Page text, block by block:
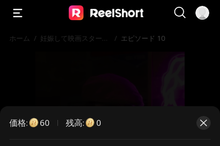
ホーム / 妊娠して映画スターと
/ エピソード 10
価格: 60 残高: 0